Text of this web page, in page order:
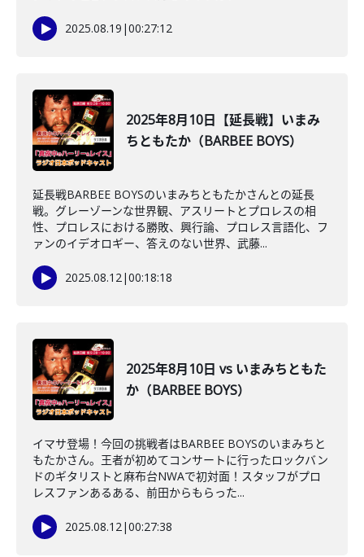
2025.08.19 |00:27:12
2025年8月10日【延長戦】いまみ
ちともたか（BARBEE BOYS）
延長戦BARBEE BOYSのいまみちともたかさんとの延長
戦。グレーゾーンな世界観、アスリートとプロレスの相
性、プロレスにおける勝敗、興行論、プロレス言語化、フ
ァンのイデオロギー、答えのない世界、武藤...
2025.08.12|00:18:18
2025年8月10日 vs いまみちともた
か（BARBEE BOYS）
イマサ登場！今回の挑戦者はBARBEE BOYSのいまみちと
もたかさん。王者が初めてコンサートに行ったロックバン
ドのギタリストと麻布台NWAで初対面！スタッフがプロ
レスファンあるある、前田からもらった...
2025.08.12|00:27:38